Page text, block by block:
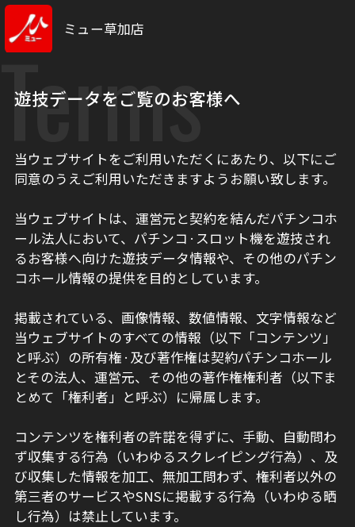
ミュー草加店
Terms
遊技データをご覧のお客様へ
当ウェブサイトをご利用いただくにあたり、以下にご
同意のうえご利用いただきますようお願い致します。
当ウェブサイトは、運営元と契約を結んだパチンコホ
ール法人において、パチンコ·スロット機を遊技され
るお客様へ向けた遊技データ情報や、その他のパチン
コホール情報の提供を目的としています。
掲載されている、画像情報、数値情報、文字情報など
当ウェブサイトのすべての情報（以下「コンテンツ」
と呼ぶ）の所有権·及び著作権は契約パチンコホール
とその法人、運営元、その他の著作権権利者（以下ま
とめて「権利者」と呼ぶ）に帰属します。
コンテンツを権利者の許諾を得ずに、手動、自動問わ
ず収集する行為（いわゆるスクレイピング行為）、及
び収集した情報を加工、無加工問わず、権利者以外の
第三者のサービスやSNSに掲載する行為（いわゆる晒
し行為）は禁止しています。